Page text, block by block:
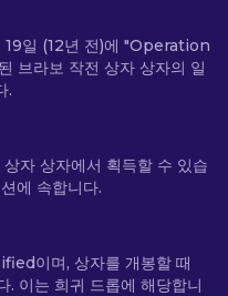
일 (12년 전)에 "Operation
브라보 작전 상자 상자의 일
.
자 상자에서 획득할 수 있습
에 속합니다.
이며, 상자를 개봉할 때
. 이는 희귀 드롭에 해당합니